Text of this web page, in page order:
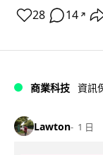
28 14 ↗
商業科技 資訊
Lawton 1 日